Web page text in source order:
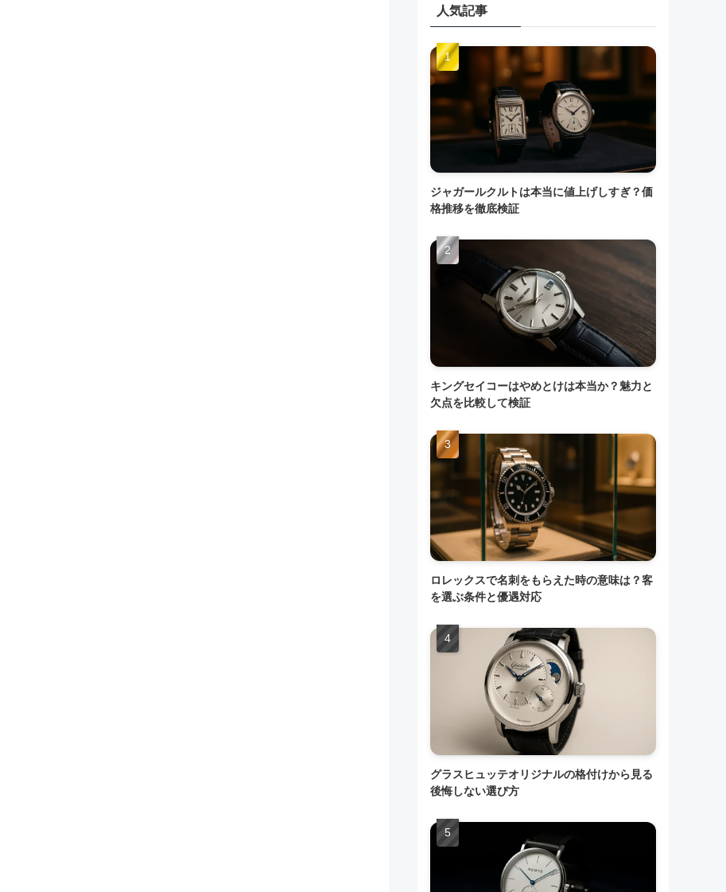
人気記事
ジャガールクルトは本当に値上げしすぎ？価
格推移を徹底検証
キングセイコーはやめとけは本当か？魅力と
欠点を比較して検証
ロレックスで名刺をもらえた時の意味は？客
を選ぶ条件と優遇対応
グラスヒュッテオリジナルの格付けから見る
後悔しない選び方